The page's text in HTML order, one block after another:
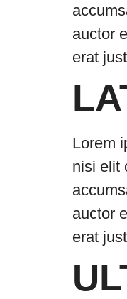
auctor
erat
Lorem
nisi elit
auctor
erat